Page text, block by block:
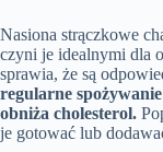
Nasiona strączkowe
czyni je idealnymi dla
sprawia, że są
regularne
obniża cholesterol.
je gotować lub